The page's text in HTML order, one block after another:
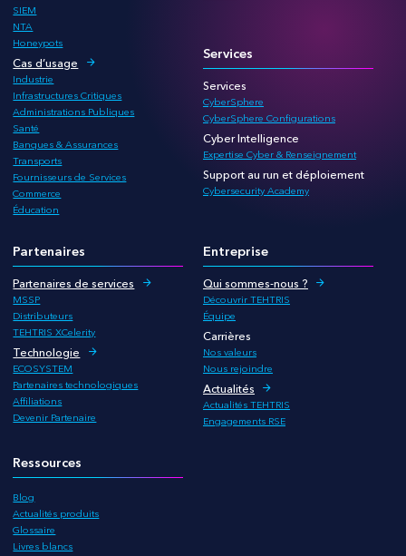
SIEM
NTA
Honeypots
Cas d’usage
Industrie
Infrastructures Critiques
Administrations Publiques
Santé
Banques & Assurances
Transports
Fournisseurs de Services
Commerce
Éducation
Services
Services
CyberSphere
CyberSphere Configurations
Cyber Intelligence
Expertise Cyber & Renseignement
Support au run et déploiement
Cybersecurity Academy
Partenaires
Partenaires de services
MSSP
Distributeurs
TEHTRIS XCelerity
Technologie
ECOSYSTEM
Partenaires technologiques
Affiliations
Devenir Partenaire
Entreprise
Qui sommes-nous ?
Découvrir TEHTRIS
Équipe
Carrières
Nos valeurs
Nous rejoindre
Actualités
Actualités TEHTRIS
Engagements RSE
Ressources
Blog
Actualités produits
Glossaire
Livres blancs